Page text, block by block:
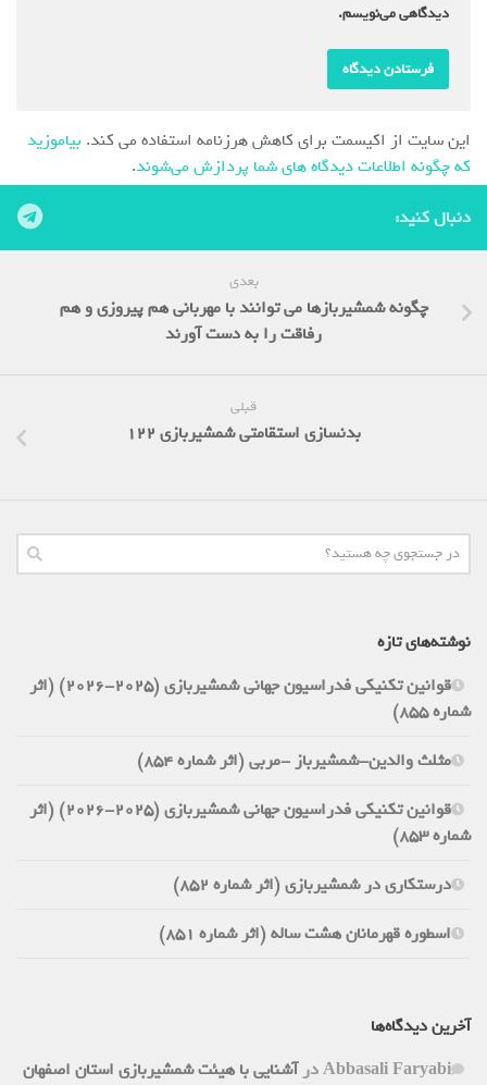
دیدگاهی می‌نویسم.
این سایت از اکیسمت برای کاهش هرزنامه استفاده می کند. بیاموزید
که چگونه اطلاعات دیدگاه های شما پردازش می‌شوند.
دنبال کنید:
بعدی
چگونه شمشیربازها می توانند با مهربانی هم پیروزی و هم
رفاقت را به دست آورند
قبلی
بدنسازی استقامتی شمشیربازی 122
نوشته‌های تازه
قوانین تکنیکی فدراسیون جهانی شمشیربازی (2025-2026) (اثر
شماره 855)
مثلث والدین-شمشیرباز -مربی (اثر شماره 854)
قوانین تکنیکی فدراسیون جهانی شمشیربازی (2025-2026) (اثر
شماره 853)
درستکاری در شمشیربازی (اثر شماره 852)
اسطوره قهرمانان هشت ساله (اثر شماره 851)
آخرین دیدگاه‌ها
Abbasali Faryabiدرآشنایی با هیئت شمشیربازی استان اصفهان